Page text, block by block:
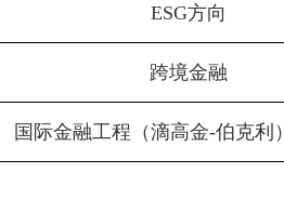
ESG方向
跨境金融
国际金融工程（滴高金-伯克利）